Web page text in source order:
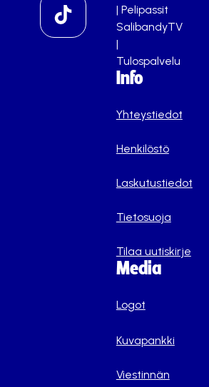
| Pelipassit
SalibandyTV
|
Tulospalvelu
Info
Yhteystiedot
Henkilöstö
Laskutustiedot
Tietosuoja
Tilaa uutiskirje
Media
Logot
Kuvapankki
Viestinnän